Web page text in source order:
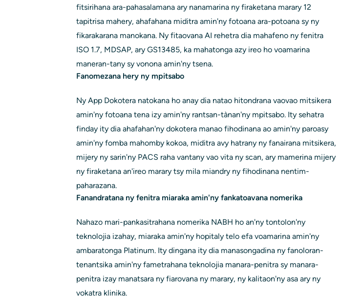
fitsirihana ara-pahasalamana ary nanamarina ny firaketana marary 12
tapitrisa mahery, ahafahana miditra amin'ny fotoana ara-potoana sy ny
fikarakarana manokana. Ny fitaovana AI rehetra dia mahafeno ny fenitra
ISO 1.7, MDSAP, ary GS13485, ka mahatonga azy ireo ho voamarina
maneran-tany sy vonona amin'ny tsena.
Fanomezana hery ny mpitsabo
Ny App Dokotera natokana ho anay dia natao hitondrana vaovao mitsikera
amin'ny fotoana tena izy amin'ny rantsan-tànan'ny mpitsabo. Ity sehatra
finday ity dia ahafahan'ny dokotera manao fihodinana ao amin'ny paroasy
amin'ny fomba mahomby kokoa, miditra avy hatrany ny fanairana mitsikera,
mijery ny sarin'ny PACS raha vantany vao vita ny scan, ary mamerina mijery
ny firaketana an'ireo marary tsy mila miandry ny fihodinana nentim-
paharazana.
Fanandratana ny fenitra miaraka amin'ny fankatoavana nomerika
Nahazo mari-pankasitrahana nomerika NABH ho an'ny tontolon'ny
teknolojia izahay, miaraka amin'ny hopitaly telo efa voamarina amin'ny
ambaratonga Platinum. Ity dingana ity dia manasongadina ny fanoloran-
tenantsika amin'ny fametrahana teknolojia manara-penitra sy manara-
penitra izay manatsara ny fiarovana ny marary, ny kalitaon'ny asa ary ny
vokatra klinika.